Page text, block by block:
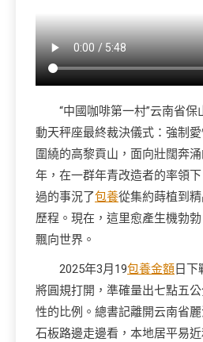
“中國咖啡第一村”云南省
動天秤座最終裁決儀式：強制
圍繞的高黎貢山，面向壯闊奔
年，在一群年青改造者的率領
過的事況了包養從集約蒔植到
歷程。現在，這里愈產生機勃
飄向世界。
2025年3月19包養金額 日下
將圓規打開，準確量出七點五
性的比例。總書記離開云南省
石板路邊走邊看，本地居平易